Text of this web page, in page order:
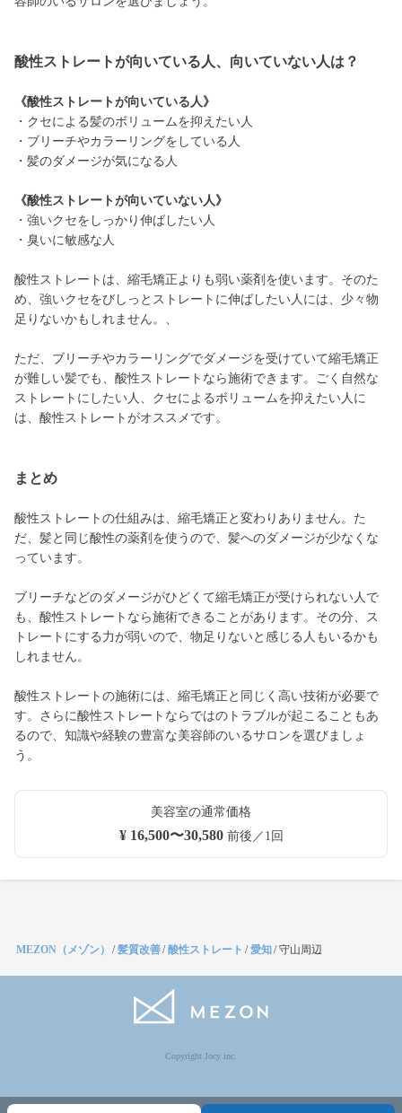
酸性ストレートが向いている人、向いていない人は？
《酸性ストレートが向いている人》
・クセによる髪のボリュームを抑えたい人
・ブリーチやカラーリングをしている人
・髪のダメージが気になる人
《酸性ストレートが向いていない人》
・強いクセをしっかり伸ばしたい人
・臭いに敏感な人
酸性ストレートは、縮毛矯正よりも弱い薬剤を使います。そのた
め、強いクセをびしっとストレートに伸ばしたい人には、少々物
足りないかもしれません。、
ただ、ブリーチやカラーリングでダメージを受けていて縮毛矯正
が難しい髪でも、酸性ストレートなら施術できます。ごく自然な
ストレートにしたい人、クセによるボリュームを抑えたい人に
は、酸性ストレートがオススメです。
まとめ
酸性ストレートの仕組みは、縮毛矯正と変わりありません。た
だ、髪と同じ酸性の薬剤を使うので、髪へのダメージが少なくな
っています。
ブリーチなどのダメージがひどくて縮毛矯正が受けられない人で
も、酸性ストレートなら施術できることがあります。その分、ス
トレートにする力が弱いので、物足りないと感じる人もいるかも
しれません。
酸性ストレートの施術には、縮毛矯正と同じく高い技術が必要で
す。さらに酸性ストレートならではのトラブルが起こることもあ
るので、知識や経験の豊富な美容師のいるサロンを選びましょ
う。
美容室の通常価格
¥ 16,500〜30,580前後／1回
MEZON（メゾン） /髪質改善/酸性ストレート /愛知/守山周辺
Copyright Jocy inc.